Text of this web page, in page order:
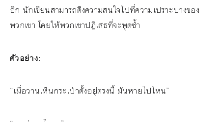
อีก นักเขียนสามารถดึงความสนใจไปที่ความเปราะบางของ
พวกเขา โดยให้พวกเขาปฏิเสธที่จะพูดซ้ำ
ตัวอย่าง:
“เมื่อวานเห็นกระเป๋าตั้งอยู่ตรงนี้ มันหายไปไหน”